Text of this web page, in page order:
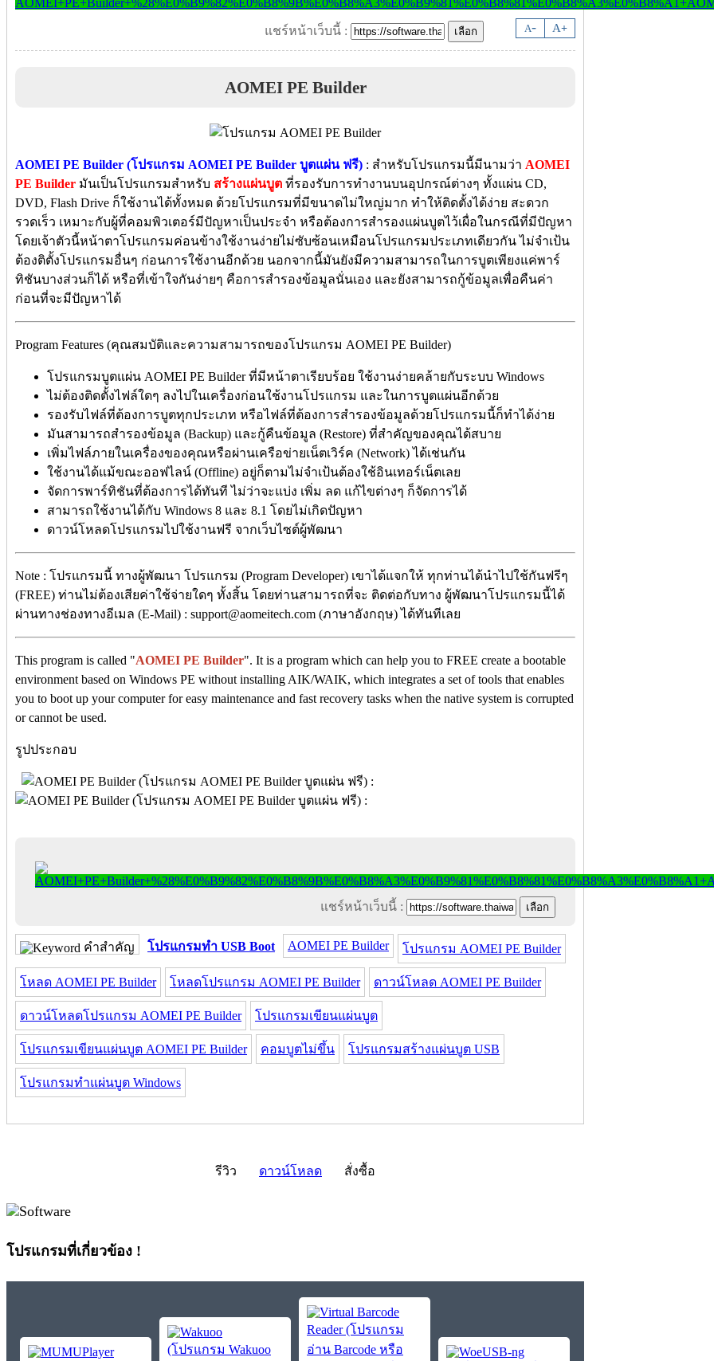
A- A+
แชร์หน้าเว็บนี้ :
AOMEI PE Builder
AOMEI PE Builder (โปรแกรม AOMEI PE Builder บูตแผ่น ฟรี) : สำหรับโปรแกรมนี้มีนามว่า AOMEI
PE Builder มันเป็นโปรแกรมสำหรับ สร้างแผ่นบูต ที่รองรับการทำงานบนอุปกรณ์ต่างๆ ทั้งแผ่น CD,
DVD, Flash Drive ก็ใช้งานได้ทั้งหมด ด้วยโปรแกรมที่มีขนาดไม่ใหญ่มาก ทำให้ติดตั้งได้ง่าย สะดวก
รวดเร็ว เหมาะกับผู้ที่คอมพิวเตอร์มีปัญหาเป็นประจำ หรือต้องการสำรองแผ่นบูตไว้เผื่อในกรณีที่มีปัญหา
โดยเจ้าตัวนี้หน้าตาโปรแกรมค่อนข้างใช้งานง่ายไม่ซับซ้อนเหมือนโปรแกรมประเภทเดียวกัน ไม่จำเป้น
ต้องติตั้งโปรแกรมอื่นๆ ก่อนการใช้งานอีกด้วย นอกจากนี้มันยังมีความสามารถในการบูตเพียงแค่พาร์
ทิชันบางส่วนก็ได้ หรือที่เข้าใจกันง่ายๆ คือการสำรองข้อมูลนั่นเอง และยังสามารถกู้ข้อมูลเพื่อคืนค่า
ก่อนที่จะมีปัญหาได้
Program Features (คุณสมบัติและความสามารถของโปรแกรม AOMEI PE Builder)
โปรแกรมบูตแผ่น AOMEI PE Builder ที่มีหน้าตาเรียบร้อย ใช้งานง่ายคล้ายกับระบบ Windows
ไม่ต้องติดตั้งไฟล์ใดๆ ลงไปในเครื่องก่อนใช้งานโปรแกรม และในการบูตแผ่นอีกด้วย
รองรับไฟล์ที่ต้องการบูตทุกประเภท หรือไฟล์ที่ต้องการสำรองข้อมูลด้วยโปรแกรมนี้ก็ทำได้ง่าย
มันสามารถสำรองข้อมูล (Backup) และกู้คืนข้อมูล (Restore) ที่สำคัญของคุณได้สบาย
เพิ่มไฟล์ภายในเครื่องของคุณหรือผ่านเครือข่ายเน็ตเวิร์ค (Network) ได้เช่นกัน
ใช้งานได้แม้ขณะออฟไลน์ (Offline) อยู่ก็ตามไม่จำเป้นต้องใช้อินเทอร์เน็ตเลย
จัดการพาร์ทิชันที่ต้องการได้ทันที ไม่ว่าจะแบ่ง เพิ่ม ลด แก้ไขต่างๆ ก็จัดการได้
สามารถใช้งานได้กับ Windows 8 และ 8.1 โดยไม่เกิดปัญหา
ดาวน์โหลดโปรแกรมไปใช้งานฟรี จากเว็บไซต์ผู้พัฒนา
Note : โปรแกรมนี้ ทางผู้พัฒนา โปรแกรม (Program Developer) เขาได้แจกให้ ทุกท่านได้นำไปใช้กันฟรีๆ
(FREE) ท่านไม่ต้องเสียค่าใช้จ่ายใดๆ ทั้งสิ้น โดยท่านสามารถที่จะ ติดต่อกับทาง ผู้พัฒนาโปรแกรมนี้ได้
ผ่านทางช่องทางอีเมล (E-Mail) : support@aomeitech.com (ภาษาอังกฤษ) ได้ทันทีเลย
This program is called "AOMEI PE Builder". It is a program which can help you to FREE create a bootable
environment based on Windows PE without installing AIK/WAIK, which integrates a set of tools that enables
you to boot up your computer for easy maintenance and fast recovery tasks when the native system is corrupted
or cannot be used.
รูปประกอบ
แชร์หน้าเว็บนี้ :
คำสำคัญ โปรแกรมทำ USB Boot AOMEI PE Builder โปรแกรม AOMEI PE Builder
โหลด AOMEI PE Builder โหลดโปรแกรม AOMEI PE Builder ดาวน์โหลด AOMEI PE Builder
ดาวน์โหลดโปรแกรม AOMEI PE Builder โปรแกรมเขียนแผ่นบูต
โปรแกรมเขียนแผ่นบูต AOMEI PE Builder คอมบูตไม่ขึ้น โปรแกรมสร้างแผ่นบูต USB
โปรแกรมทำแผ่นบูต Windows
รีวิว ดาวน์โหลด สั่งซื้อ
โปรแกรมที่เกี่ยวข้อง !